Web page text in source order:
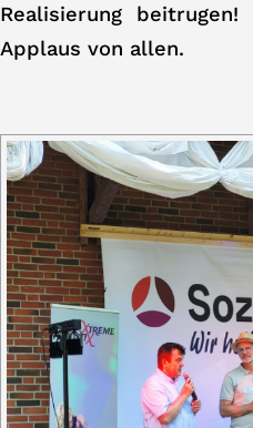
Realisierung
Applaus von allen.